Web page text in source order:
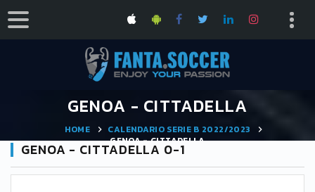
GENOA - CITTADELLA
HOME
CALENDARIO SERIE B 2022/2023
GENOA - CITTADELLA
GENOA - CITTADELLA 0-1